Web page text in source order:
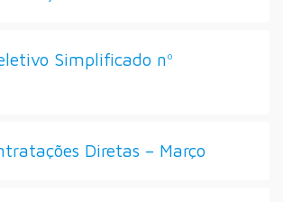
Simplificado nº
Diretas – Março